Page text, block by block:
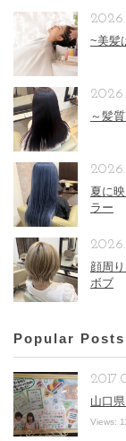
~美髪
～髪
夏に
ラー
顔周
ボブ
Popular Posts
山口
Views: